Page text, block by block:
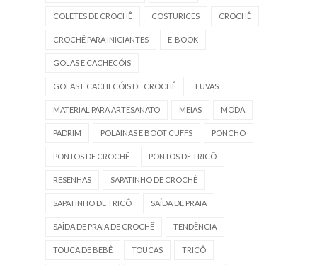
COLETES DE CROCHÊ COSTURICES CROCHÊ
CROCHÊ PARA INICIANTES E-BOOK
GOLAS E CACHECÓIS
GOLAS E CACHECÓIS DE CROCHÊ LUVAS
MATERIAL PARA ARTESANATO MEIAS MODA
PADRIM POLAINAS E BOOT CUFFS PONCHO
PONTOS DE CROCHÊ PONTOS DE TRICÔ
RESENHAS SAPATINHO DE CROCHÊ
SAPATINHO DE TRICÔ SAÍDA DE PRAIA
SAÍDA DE PRAIA DE CROCHÊ TENDÊNCIA
TOUCA DE BEBÊ TOUCAS TRICÔ